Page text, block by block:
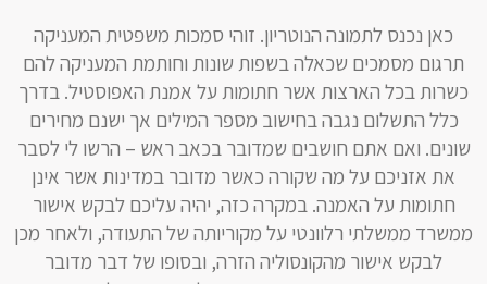
כאן נכנס לתמונה הנוטריון. זוהי סמכות משפטית המעניקה
תרגום מסמכים שכאלה בשפות שונות וחותמת המעניקה להם
כשרות בכל הארצות אשר חתומות על אמנת האפוסטיל. בדרך
כלל התשלום נגבה בחישוב מספר המילים אך ישנם מחירים
שונים. ואם אתם חושבים שמדובר בכאב ראש – הרשו לי לסבר
את אזניכם על מה שקורה כאשר מדובר במדינות אשר אינן
חתומות על האמנה. במקרה כזה, יהיה עליכם לבקש אישור
ממשרד ממשלתי רלוונטי על מקוריותה של התעודה, ולאחר מכן
לבקש אישור מהקונסוליה הזרה, ובסופו של דבר מדובר